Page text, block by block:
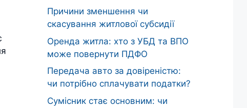
Причини зменшення чи
скасування житлової субсидії
Оренда житла: хто з УБД та ВПО
може повернути ПДФО
Передача авто за довіреністю:
чи потрібно сплачувати податки?
Сумісник стає основним: чи